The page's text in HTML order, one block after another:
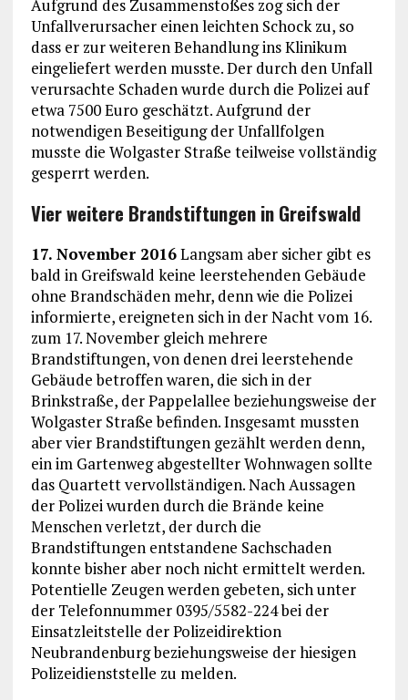
Aufgrund des Zusammenstoßes zog sich der
Unfallverursacher einen leichten Schock zu, so
dass er zur weiteren Behandlung ins Klinikum
eingeliefert werden musste. Der durch den Unfall
verursachte Schaden wurde durch die Polizei auf
etwa 7500 Euro geschätzt. Aufgrund der
notwendigen Beseitigung der Unfallfolgen
musste die Wolgaster Straße teilweise vollständig
gesperrt werden.
Vier weitere Brandstiftungen in Greifswald
17. November 2016Langsam aber sicher gibt es
bald in Greifswald keine leerstehenden Gebäude
ohne Brandschäden mehr, denn wie die Polizei
informierte, ereigneten sich in der Nacht vom 16.
zum 17. November gleich mehrere
Brandstiftungen, von denen drei leerstehende
Gebäude betroffen waren, die sich in der
Brinkstraße, der Pappelallee beziehungsweise der
Wolgaster Straße befinden. Insgesamt mussten
aber vier Brandstiftungen gezählt werden denn,
ein im Gartenweg abgestellter Wohnwagen sollte
das Quartett vervollständigen. Nach Aussagen
der Polizei wurden durch die Brände keine
Menschen verletzt, der durch die
Brandstiftungen entstandene Sachschaden
konnte bisher aber noch nicht ermittelt werden.
Potentielle Zeugen werden gebeten, sich unter
der Telefonnummer 0395/5582-224 bei der
Einsatzleitstelle der Polizeidirektion
Neubrandenburg beziehungsweise der hiesigen
Polizeidienststelle zu melden.